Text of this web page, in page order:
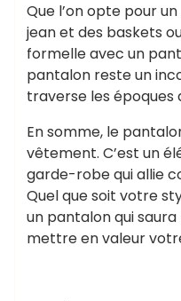
Que l’on opte pour
jean et des baskets
formelle avec un
pantalon reste un
traverse les époques
En somme, le
vêtement. C’est un
garde-robe qui allie
Quel que soit votre
un pantalon qui
mettre en valeur